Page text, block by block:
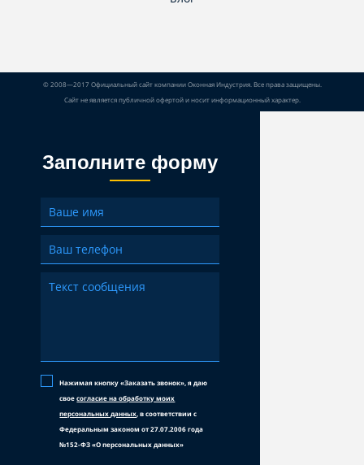
© 2008—2017 Официальный сайт компании Оконная Индустрия. Все права защищены.
Сайт не является публичной офертой и носит информационный характер.
Заполните форму
Нажимая кнопку «Заказать звонок», я даю
своесогласие на обработку моих
персональных данных , в соответствии с
Федеральным законом от 27.07.2006 года
№152-ФЗ «О персональных данных»